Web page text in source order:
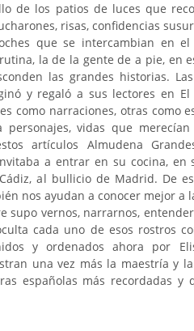
de los patios de luces que
risas, confidencias
que se intercambian en
la de la gente de a pie, en
las grandes historias.
y regaló a sus lectores en El
como narraciones, otras como
personajes, vidas que
artículos Almudena
a entrar en su cocina, en
al bullicio de Madrid. De
nos ayudan a conocer mejor a
supo vernos, narrarnos,
cada uno de esos rostros
y ordenados ahora por
una vez más la maestría y
españolas más recordadas y